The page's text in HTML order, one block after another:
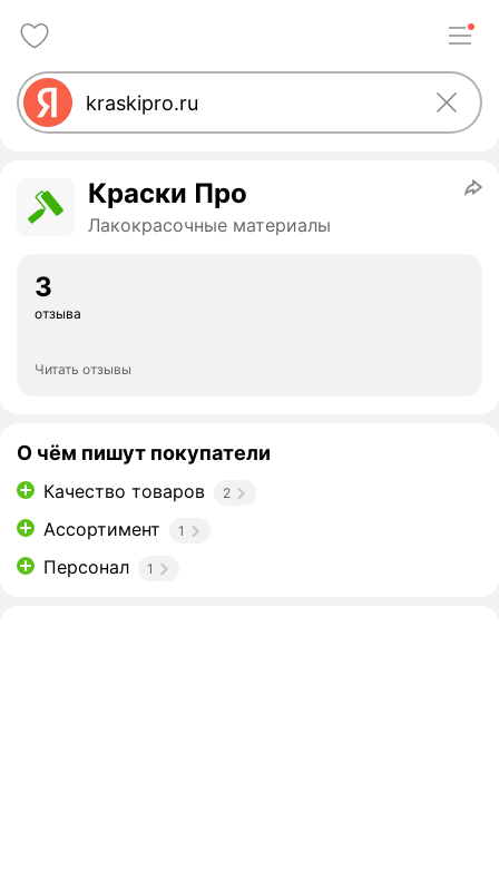
Краски Про
Лакокрасочные материалы
3
отзыва
Читать отзывы
О чём пишут покупатели
Качество товаров 2
Ассортимент 1
Персонал 1